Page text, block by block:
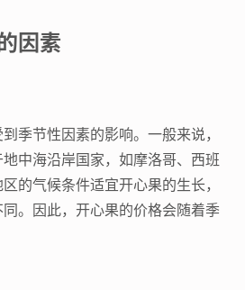
因素
季节性因素的影响。一般来说，
中海沿岸国家，如摩洛哥、西班
的气候条件适宜开心果的生长，
。因此，开心果的价格会随着季